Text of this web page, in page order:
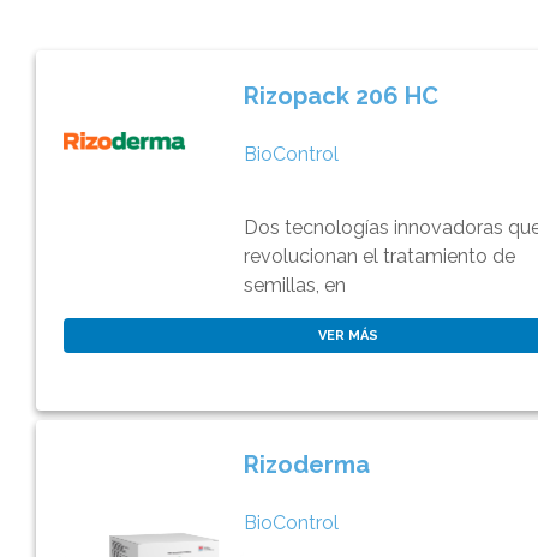
Rizopack 206 HC
BioControl
Dos tecnologías innovadoras
revolucionan el tratamiento de
semillas, en
VER MÁS
Rizoderma
BioControl